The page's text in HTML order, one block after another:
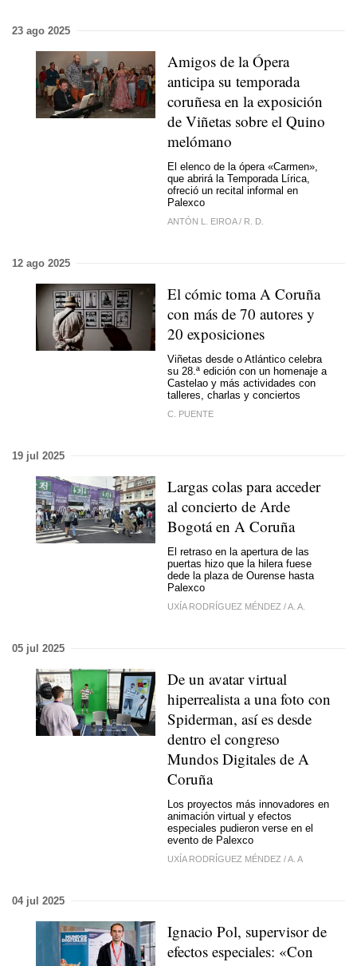
23 ago 2025
Amigos de la Ópera
anticipa su temporada
coruñesa en la exposición
de Viñetas sobre el Quino
melómano
El elenco de la ópera «Carmen»,
que abrirá la Temporada Lírica,
ofreció un recital informal en
Palexco
ANTÓN L. EIROA / R. D.
12 ago 2025
El cómic toma A Coruña
con más de 70 autores y
20 exposiciones
Viñetas desde o Atlántico celebra
su 28.ª edición con un homenaje a
Castelao y más actividades con
talleres, charlas y conciertos
C. PUENTE
19 jul 2025
Largas colas para acceder
al concierto de Arde
Bogotá en A Coruña
El retraso en la apertura de las
puertas hizo que la hilera fuese
dede la plaza de Ourense hasta
Palexco
UXÍA RODRÍGUEZ MÉNDEZ /A. A.
05 jul 2025
De un avatar virtual
hiperrealista a una foto con
Spiderman, así es desde
dentro el congreso
Mundos Digitales de A
Coruña
Los proyectos más innovadores en
animación virtual y efectos
especiales pudieron verse en el
evento de Palexco
UXÍA RODRÍGUEZ MÉNDEZ /A. A
04 jul 2025
Ignacio Pol, supervisor de
efectos especiales: «Con